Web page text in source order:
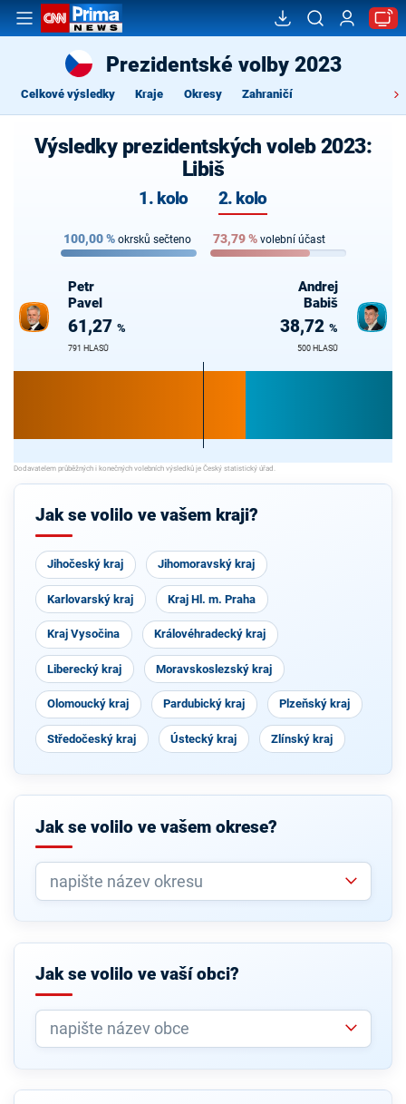
Prezidentské volby 2023
Celkové výsledky Kraje Okresy Zahraničí
Výsledky prezidentských voleb 2023:
Libiš
1. kolo 2. kolo
100,00% okrsků sečteno 73,79% volební účast
Petr
Pavel
61,27 %
791 HLASŮ
Andrej
Babiš
38,72 %
500 HLASŮ
Jak se volilo ve vašem kraji?
Jihočeský kraj Jihomoravský kraj
Karlovarský kraj Kraj Hl. m. Praha
Kraj Vysočina Královéhradecký kraj
Liberecký kraj Moravskoslezský kraj
Olomoucký kraj Pardubický kraj Plzeňský kraj
Středočeský kraj Ústecký kraj Zlínský kraj
Jak se volilo ve vašem okrese?
Jak se volilo ve vaší obci?